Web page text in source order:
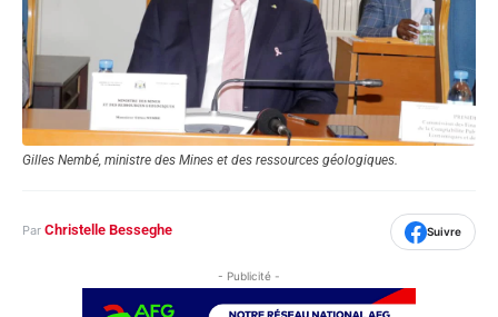
Gilles Nembé, ministre des Mines et des ressources géologiques.
Par Christelle Besseghe Suivre
- Publicité -